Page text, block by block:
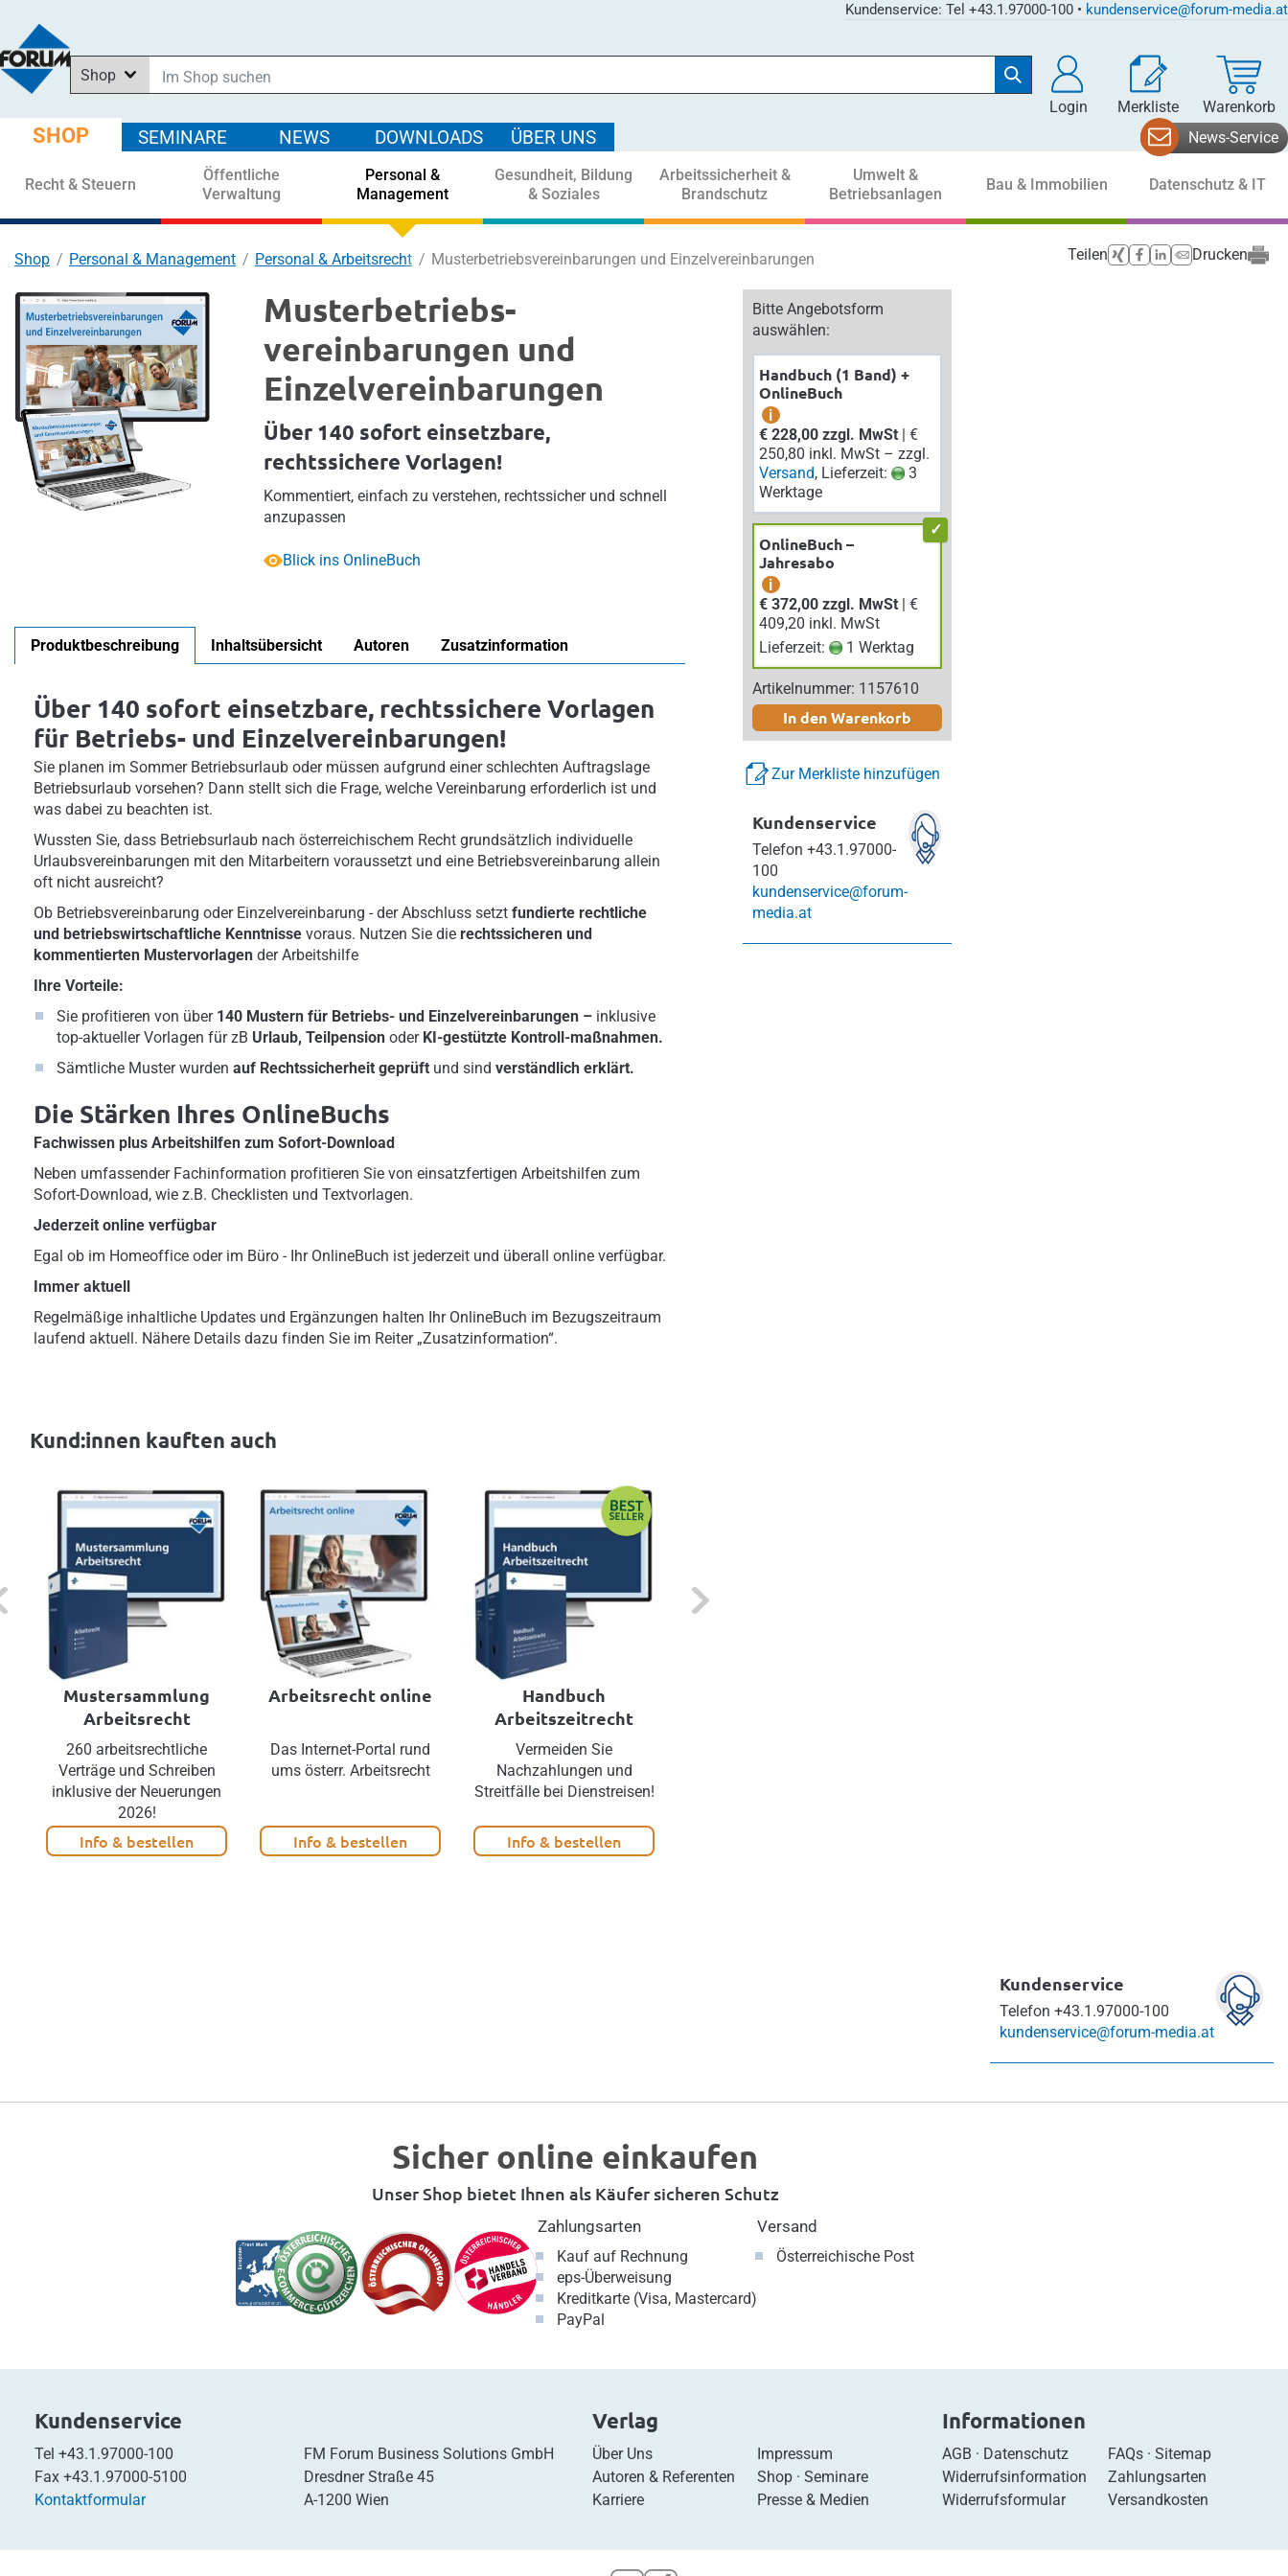
Kundenservice: Tel +43.1.97000-100 • kundenservice@forum-media.at
Shop
In News suchen
In Downloads suchen
In Seminaren suchen
Login Merkliste Warenkorb
SHOP SEMINARE NEWS DOWNLOADS ÜBER UNS News-Service
Recht & Steuern
Öffentliche
Verwaltung
Personal &
Management
Gesundheit, Bildung
& Soziales
Arbeitssicherheit &
Brandschutz
Umwelt &
Betriebsanlagen
Bau & Immobilien Datenschutz & IT
Shop Personal & Management Personal & Arbeitsrecht Musterbetriebs­vereinbarungen und Einzel­vereinbarungen
Musterbetriebs­
vereinbarungen und
Einzel­vereinbarungen
Über 140 sofort einsetzbare,
rechtssichere Vorlagen!
Kommentiert, einfach zu verstehen, rechtssicher und schnell
anzupassen
Blick ins OnlineBuch
Bitte Angebotsform
auswählen:
Handbuch (1 Band) +
OnlineBuch
i
€ 228,00 zzgl. MwSt | €
250,80 inkl. MwSt – zzgl.
Versand, Lieferzeit:
3
Werktage
OnlineBuch –
Jahresabo
i
€ 372,00 zzgl. MwSt | €
409,20 inkl. MwSt
Lieferzeit:
1 Werktag
Artikelnummer: 1157610
In den Warenkorb
Zur Merkliste hinzufügen
Kundenservice
Telefon +43.1.97000-
100
kundenservice@forum-
media.at
Produktbeschreibung Inhaltsübersicht Autoren Zusatzinformation
Über 140 sofort einsetzbare, rechtssichere Vorlagen
für Betriebs- und Einzelvereinbarungen!
Sie planen im Sommer Betriebsurlaub oder müssen aufgrund einer schlechten Auftragslage
Betriebsurlaub vorsehen? Dann stellt sich die Frage, welche Vereinbarung erforderlich ist und
was dabei zu beachten ist.
Wussten Sie, dass Betriebsurlaub nach österreichischem Recht grundsätzlich individuelle
Urlaubsvereinbarungen mit den Mitarbeitern voraussetzt und eine Betriebsvereinbarung allein
oft nicht ausreicht?
Ob Betriebsvereinbarung oder Einzelvereinbarung - der Abschluss setzt fundierte rechtliche
und betriebswirtschaftliche Kenntnisse voraus. Nutzen Sie die rechtssicheren und
kommentierten Mustervorlagen der Arbeitshilfe
Ihre Vorteile:
Sie profitieren von über140 Mustern für Betriebs- und Einzelvereinbarungen – inklusive
top-aktueller Vorlagen für zB Urlaub, Teilpension oderKI-gestützte Kontroll-maßnahmen.
Sämtliche Muster wurden auf Rechtssicherheit geprüft und sind verständlich erklärt.
Die Stärken Ihres OnlineBuchs
Fachwissen plus Arbeitshilfen zum Sofort-Download
Neben umfassender Fachinformation profitieren Sie von einsatzfertigen Arbeitshilfen zum
Sofort-Download, wie z.B. Checklisten und Textvorlagen.
Jederzeit online verfügbar
Egal ob im Homeoffice oder im Büro - Ihr OnlineBuch ist jederzeit und überall online verfügbar.
Immer aktuell
Regelmäßige inhaltliche Updates und Ergänzungen halten Ihr OnlineBuch im Bezugszeitraum
laufend aktuell. Nähere Details dazu finden Sie im Reiter „Zusatzinformation“.
Kund:innen kauften auch
Next
Mustersammlung
Arbeitsrecht
260 arbeitsrechtliche
Verträge und Schreiben
inklusive der Neuerungen
2026!
Info & bestellen
Arbeitsrecht online
Das Internet-Portal rund
ums österr. Arbeitsrecht
Info & bestellen
Handbuch
Arbeitszeitrecht
Vermeiden Sie
Nachzahlungen und
Streitfälle bei Dienstreisen!
Info & bestellen
Teilen Drucken
Kundenservice
Telefon +43.1.97000-100
kundenservice@forum-media.at
Sicher online einkaufen
Unser Shop bietet Ihnen als Käufer sicheren Schutz
Zahlungsarten
Kauf auf Rechnung
eps-Überweisung
Kreditkarte (Visa, Mastercard)
PayPal
Versand
Österreichische Post
Kundenservice
Tel +43.1.97000-100
Fax +43.1.97000-5100
Kontaktformular
FM Forum Business Solutions GmbH
Dresdner Straße 45
A-1200 Wien
Verlag
Über Uns
Autoren & Referenten
Karriere
Impressum
Shop ·Seminare
Presse & Medien
Informationen
AGB · Datenschutz
Widerrufsinformation
Widerrufsformular
FAQs· Sitemap
Zahlungsarten
Versandkosten